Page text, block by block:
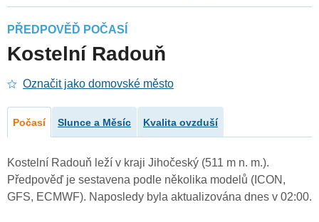
PŘEDPOVĚĎ POČASÍ
Kostelní Radouň
Označit jako domovské město
Počasí Slunce a Měsíc Kvalita ovzduší
Kostelní Radouň leží v kraji Jihočeský (511 m n. m.).
Předpověď je sestavena podle několika modelů (ICON,
GFS, ECMWF). Naposledy byla aktualizována dnes v 02:00.